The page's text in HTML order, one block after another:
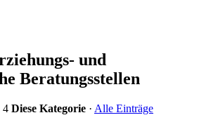
und
Beratungsstellen
4 Diese Kategorie · Alle Einträge